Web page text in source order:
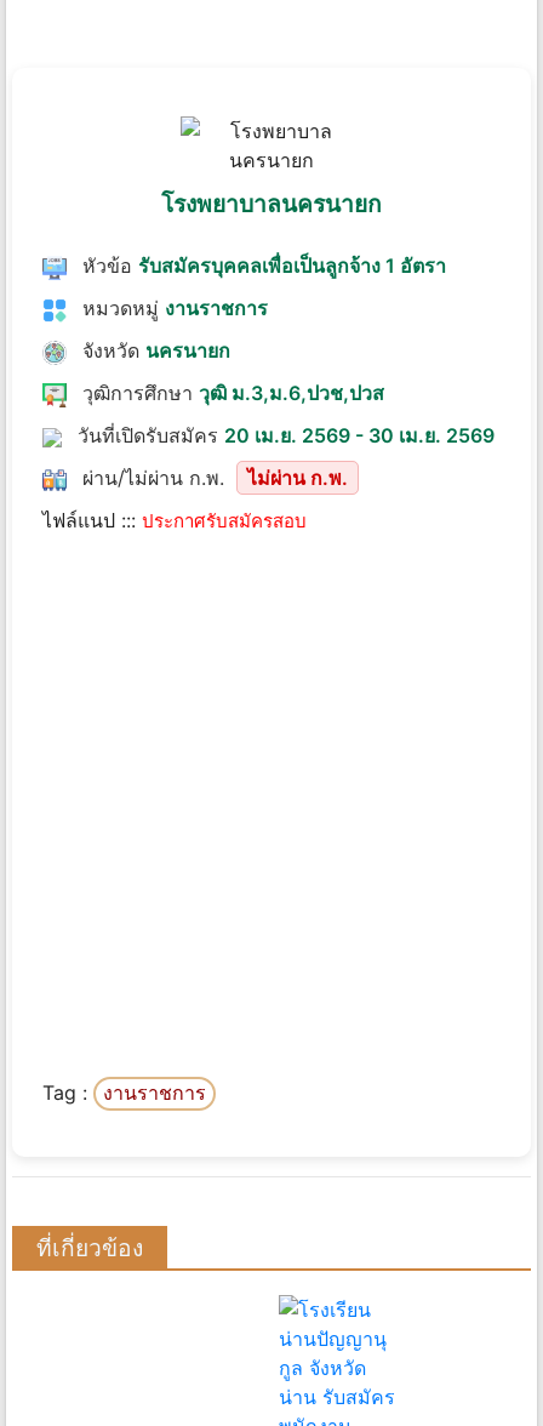
โรงพยาบาลนครนายก
หัวข้อ รับสมัครบุคคลเพื่อเป็นลูกจ้าง 1 อัตรา
หมวดหมู่ งานราชการ
จังหวัด นครนายก
วุฒิการศึกษา วุฒิ ม.3,ม.6,ปวช,ปวส
วันที่เปิดรับสมัคร 20 เม.ย. 2569 - 30 เม.ย. 2569
ผ่าน/ไม่ผ่าน ก.พ.
ไม่ผ่าน ก.พ.
ไฟล์แนป ::: ประกาศรับสมัครสอบ
Tag : งานราชการ
ที่เกี่ยวข้อง